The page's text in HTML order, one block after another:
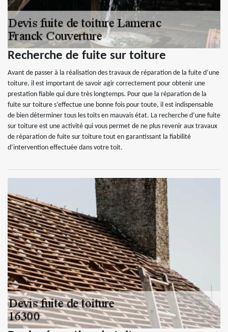
Recherche de fuite sur toiture
Avant de passer à la réalisation des travaux de réparation de la fuite d’une
toiture, il est important de savoir agir correctement pour obtenir une
prestation fiable qui dure très longtemps. Pour que la réparation de la
fuite sur toiture s’effectue une bonne fois pour toute, il est indispensable
de bien déterminer tous les toits en mauvais état. La recherche d’une fuite
sur toiture est une activité qui vous permet de ne plus revenir aux travaux
de réparation de fuite sur toiture tout en garantissant la fiabilité
d’intervention effectuée dans votre toit.